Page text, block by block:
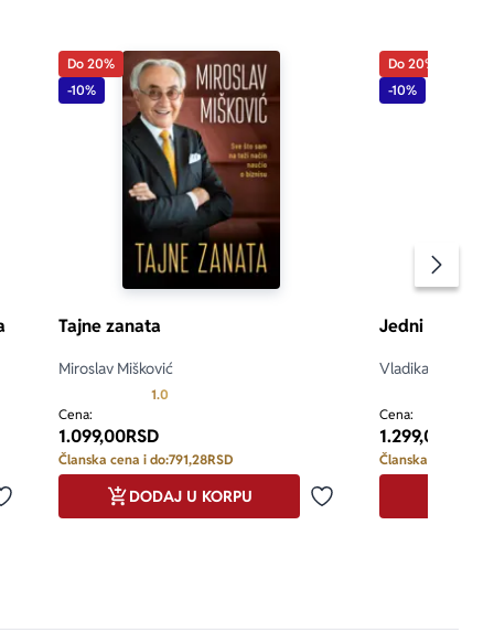
Dodaj u omiljene
Do 20%
-10%
Tajne zanata
Miroslav Mišković
1.0
Cena:
1.099,00RSD
Članska cena i do:791,28RSD
Dodaj u omiljene
DODAJ U KORPU
Do 20%
-10%
Jedni
Vladika Grigorije
Cena:
1.299,00
Članska cena i do: